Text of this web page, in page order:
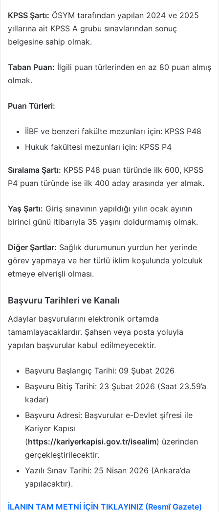
KPSS Şartı: ÖSYM tarafından yapılan 2024 ve 2025
yıllarına ait KPSS A grubu sınavlarından sonuç
belgesine sahip olmak.
Taban Puan: İlgili puan türlerinden en az 80 puan almış
olmak.
Puan Türleri:
İİBF ve benzeri fakülte mezunları için: KPSS P48
Hukuk fakültesi mezunları için: KPSS P4
Sıralama Şartı: KPSS P48 puan türünde ilk 600, KPSS
P4 puan türünde ise ilk 400 aday arasında yer almak.
Yaş Şartı: Giriş sınavının yapıldığı yılın ocak ayının
birinci günü itibarıyla 35 yaşını doldurmamış olmak.
Diğer Şartlar: Sağlık durumunun yurdun her yerinde
görev yapmaya ve her türlü iklim koşulunda yolculuk
etmeye elverişli olması.
Başvuru Tarihleri ve Kanalı
Adaylar başvurularını elektronik ortamda
tamamlayacaklardır. Şahsen veya posta yoluyla
yapılan başvurular kabul edilmeyecektir.
Başvuru Başlangıç Tarihi: 09 Şubat 2026
Başvuru Bitiş Tarihi: 23 Şubat 2026 (Saat 23.59’a
kadar)
Başvuru Adresi: Başvurular e-Devlet şifresi ile
Kariyer Kapısı
(https://kariyerkapisi.gov.tr/isealim) üzerinden
gerçekleştirilecektir.
Yazılı Sınav Tarihi: 25 Nisan 2026 (Ankara’da
yapılacaktır).
İLANIN TAM METNİ İÇİN TIKLAYINIZ (Resmî Gazete)